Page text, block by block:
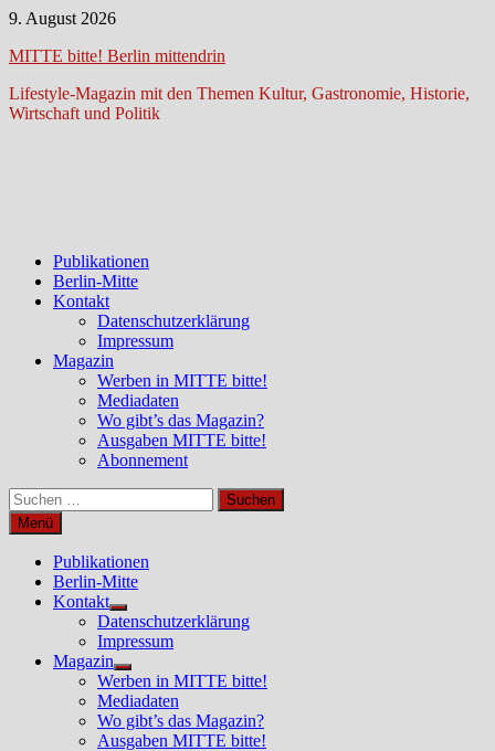
Zum
springen
9. August 2026
MITTE bitte! Berlin mittendrin
Lifestyle-Magazin mit den Themen Kultur, Gastronomie, Historie,
Wirtschaft und Politik
Publikationen
Berlin-Mitte
Kontakt
Datenschutzerklärung
Impressum
Magazin
Werben in MITTE bitte!
Mediadaten
Wo gibt’s das Magazin?
Ausgaben MITTE bitte!
Abonnement
Suchen
nach:
Menü
Publikationen
Berlin-Mitte
Kontakt
Untermenü
anzeigen
Datenschutzerklärung
Impressum
Magazin
Untermenü
anzeigen
Werben in MITTE bitte!
Mediadaten
Wo gibt’s das Magazin?
Ausgaben MITTE bitte!